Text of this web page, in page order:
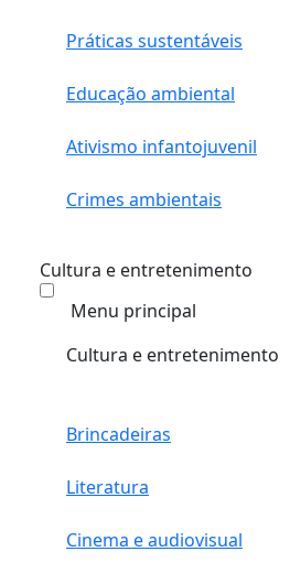
Práticas sustentáveis
Educação ambiental
Ativismo infantojuvenil
Crimes ambientais
Cultura e entretenimento
Menu principal
Cultura e entretenimento
Brincadeiras
Literatura
Cinema e audiovisual